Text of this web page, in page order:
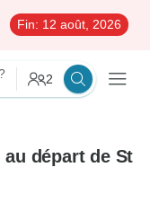
Fin: 12 août, 2026
2
départ de St